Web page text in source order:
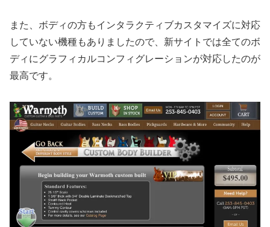
また、ボディの方もインタラクティブカスタマイズに対応
していない機種もありましたので、新サイトでは全てのボ
ディにグラフィカルコンフィグレーションが対応したのが
最高です。